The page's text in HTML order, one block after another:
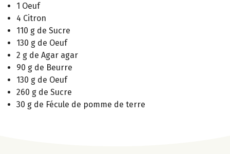
1 Oeuf
4 Citron
110 g de Sucre
130 g de Oeuf
2 g de Agar agar
90 g de Beurre
130 g de Oeuf
260 g de Sucre
30 g de Fécule de pomme de terre